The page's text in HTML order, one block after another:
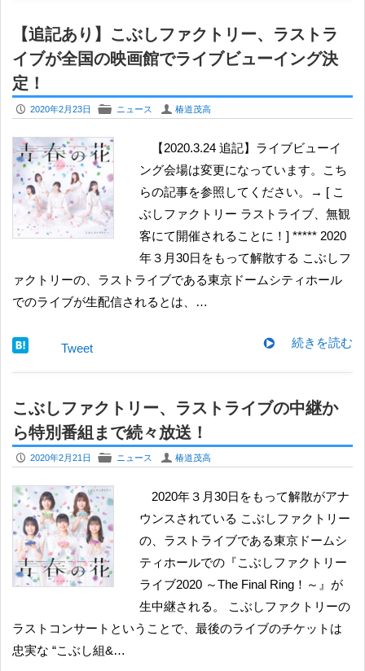
【追記あり】こぶしファクトリー、ラストラ
イブが全国の映画館でライブビューイング決
定！
P 2020年2月23日 F ニュース U 椿道茂高
【2020.3.24 追記】ライブビューイ
ング会場は変更になっています。こち
らの記事を参照してください。→ [ こ
ぶしファクトリー ラストライブ、無観
客にて開催されることに！] ***** 2020
年３月30日をもって解散する こぶしフ
ァクトリーの、ラストライブである東京ドームシティホール
でのライブが生配信されるとは、…
続きを読む
Tweet
こぶしファクトリー、ラストライブの中継か
ら特別番組まで続々放送！
P 2020年2月21日 F ニュース U 椿道茂高
2020年３月30日をもって解散がアナ
ウンスされている こぶしファクトリー
の、ラストライブである東京ドームシ
ティホールでの『こぶしファクトリー
ライブ2020 ～The Final Ring！～』が
生中継される。 こぶしファクトリーの
ラストコンサートということで、最後のライブのチケットは
忠実な “こぶし組&…